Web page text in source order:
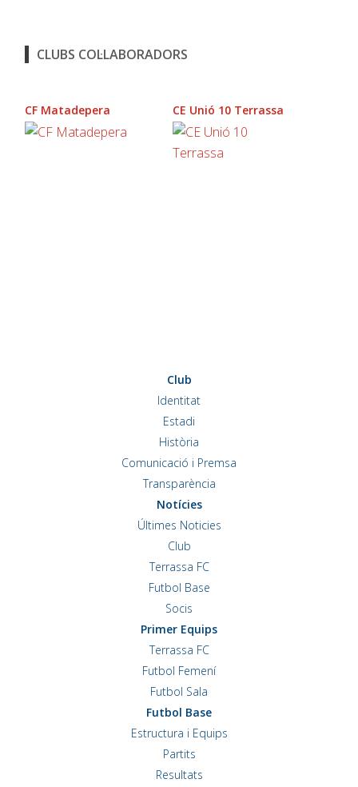
CLUBS COL·LABORADORS
CF Matadepera CE Unió 10 Terrassa
Club
Identitat
Estadi
Història
Comunicació i Premsa
Transparència
Notícies
Últimes Noticies
Club
Terrassa FC
Futbol Base
Socis
Primer Equips
Terrassa FC
Futbol Femení
Futbol Sala
Futbol Base
Estructura i Equips
Partits
Resultats